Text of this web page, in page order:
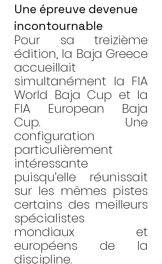
Une épreuve devenue
incontournable
Pour sa treizième
édition, la Baja Greece
accueillait
simultanément la FIA
World Baja Cup et la
FIA European Baja
Cup. Une
configuration
particulièrement
intéressante
puisqu’elle réunissait
sur les mêmes pistes
certains des meilleurs
spécialistes
mondiaux et
européens de la
discipline.